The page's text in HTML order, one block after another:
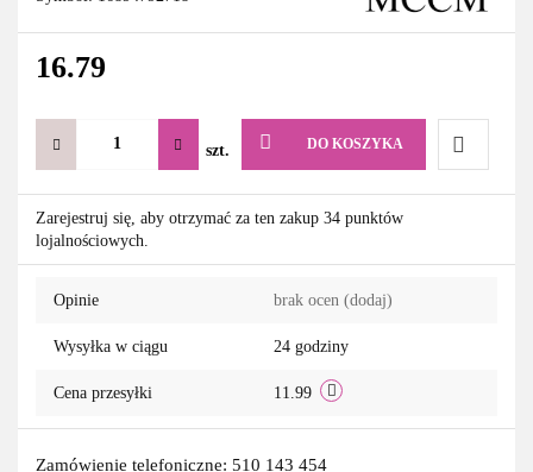
16.79
szt. DO KOSZYKA
Do
Zarejestruj się, aby otrzymać za ten zakup 34 punktów
lojalnościowych.
Opinie brak ocen (dodaj)
Wysyłka w ciągu 24 godziny
Cena przesyłki 11.99
Zamówienie telefoniczne: 510 143 454